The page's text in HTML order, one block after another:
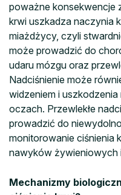
poważne konsekwencje
krwi uszkadza naczynia
miażdżycy, czyli
może prowadzić do
udaru mózgu oraz
Nadciśnienie może
widzeniem i
oczach. Przewlekłe
prowadzić do
monitorowanie ciśnienia
nawyków żywieniowych
Mechanizmy